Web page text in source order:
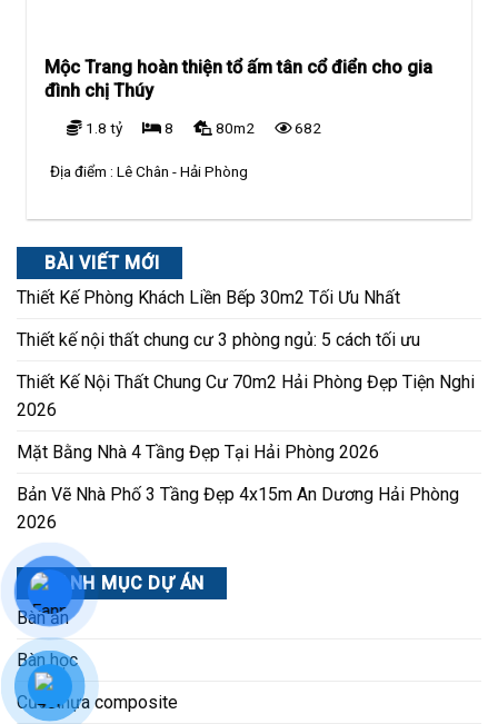
Mộc Trang hoàn thiện tổ ấm tân cổ điển cho gia
đình chị Thúy
1.8 tỷ 8 80m2 682
Địa điểm :Lê Chân - Hải Phòng
BÀI VIẾT MỚI
Thiết Kế Phòng Khách Liền Bếp 30m2 Tối Ưu Nhất
Thiết kế nội thất chung cư 3 phòng ngủ: 5 cách tối ưu
Thiết Kế Nội Thất Chung Cư 70m2 Hải Phòng Đẹp Tiện Nghi
2026
Mặt Bằng Nhà 4 Tầng Đẹp Tại Hải Phòng 2026
Bản Vẽ Nhà Phố 3 Tầng Đẹp 4x15m An Dương Hải Phòng
2026
DANH MỤC DỰ ÁN
Bàn ăn
Bàn học
Cửa nhựa composite